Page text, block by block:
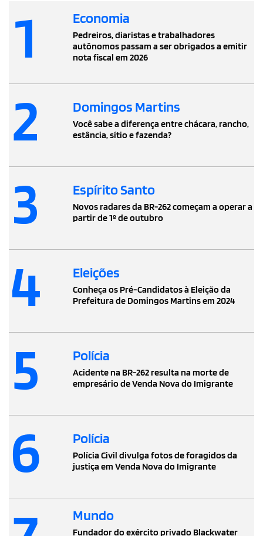
1 Economia
Pedreiros, diaristas e trabalhadores
autônomos passam a ser obrigados a emitir
nota fiscal em 2026
2 Domingos Martins
Você sabe a diferença entre chácara, rancho,
estância, sítio e fazenda?
3 Espírito Santo
Novos radares da BR-262 começam a operar a
partir de 1º de outubro
4 Eleições
Conheça os Pré-Candidatos à Eleição da
Prefeitura de Domingos Martins em 2024
5 Polícia
Acidente na BR-262 resulta na morte de
empresário de Venda Nova do Imigrante
6 Polícia
Polícia Civil divulga fotos de foragidos da
justiça em Venda Nova do Imigrante
Mundo
Fundador do exército privado Blackwater